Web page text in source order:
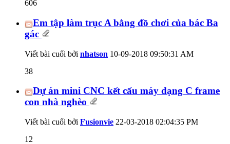
606
Em tập làm trục A bằng đồ chơi của bác Ba
gác
Viết bài cuối bởi nhatson 10-09-2018 09:50:31 AM
38
Dự án mini CNC kết cấu máy dạng C frame
con nhà nghèo
Viết bài cuối bởi Fusionvie 22-03-2018 02:04:35 PM
12